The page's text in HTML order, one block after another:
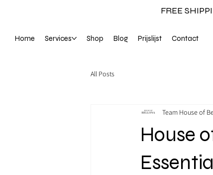
FREE
Home Services Shop Blog Prijslijst Contact
All Posts
House
Team House of